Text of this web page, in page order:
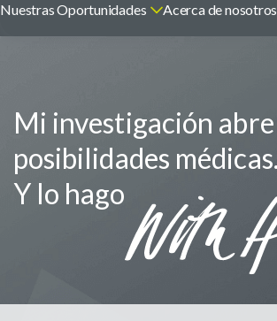
Nuestras Oportunidades Acerca de nosotros
Mi investigación
posibilidades
Y lo hago